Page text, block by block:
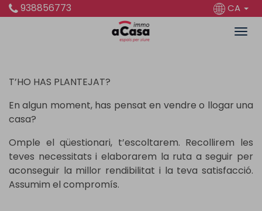
938856773 CA
T’HO HAS PLANTEJAT?
En algun moment, has pensat en vendre o llogar una
casa?
Omple el qüestionari, t’escoltarem. Recollirem les
teves necessitats i elaborarem la ruta a seguir per
aconseguir la millor rendibilitat i la teva satisfacció.
Assumim el compromís.